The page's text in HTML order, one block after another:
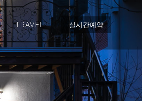
실시간예약
TRAVEL